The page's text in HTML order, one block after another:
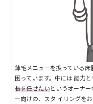
薄毛メニューを扱っている
困っています。中には 能力と
長を任せたいというオーナ
ー向けの、スタ イリングを